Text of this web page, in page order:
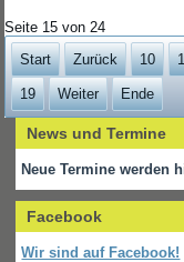
Seite 15 von 24
Start
Zurück 10
19 Weiter Ende
News und Termine
Neue Termine werden
Facebook
Wir sind auf Facebook!